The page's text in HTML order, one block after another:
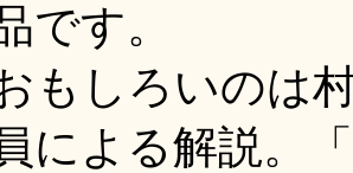
です。
もしろいのは
による解説。